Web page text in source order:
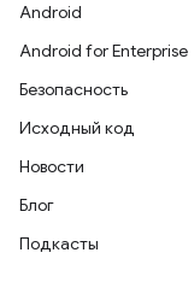
Android
Android for Enterprise
Безопасность
Исходный код
Новости
Блог
Подкасты